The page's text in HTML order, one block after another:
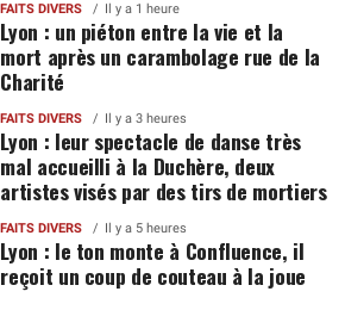
FAITS DIVERS Il y a 1 heure
Lyon : un piéton entre la vie et la
mort après un carambolage rue de la
Charité
FAITS DIVERS Il y a 3 heures
Lyon : leur spectacle de danse très
mal accueilli à la Duchère, deux
artistes visés par des tirs de mortiers
FAITS DIVERS Il y a 5 heures
Lyon : le ton monte à Confluence, il
reçoit un coup de couteau à la joue